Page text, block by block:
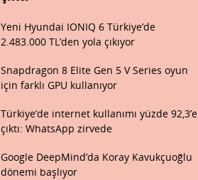
Yeni Hyundai IONIQ 6 Türkiye’de
2.483.000 TL’den yola çıkıyor
Snapdragon 8 Elite Gen 5 V Series oyun
için farklı GPU kullanıyor
Türkiye’de internet kullanımı yüzde 92,3’e
çıktı: WhatsApp zirvede
Google DeepMind’da Koray Kavukçuoğlu
dönemi başlıyor